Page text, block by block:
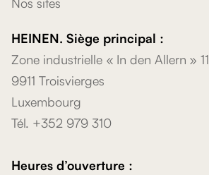
HEINEN. Siège principal :
Zone industrielle « In den Allern » 11
9911 Troisvierges
Luxembourg
Tél. +352 979 310
Heures d’ouverture :